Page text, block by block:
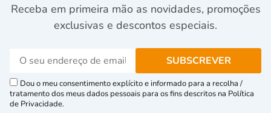
Receba em primeira mão as novidades, promoções
exclusivas e descontos especiais.
Dou o meu consentimento explícito e informado para a recolha /
tratamento dos meus dados pessoais para os fins descritos na Política
de Privacidade.